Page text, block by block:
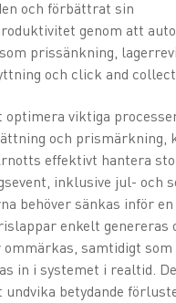
och förbättrat sin
genom att
prissänkning,
och click and
optimera viktiga
och prismärkning,
effektivt hantera
inklusive jul- och
behöver sänkas inför
enkelt genereras
samtidigt som
in i systemet i realtid.
betydande